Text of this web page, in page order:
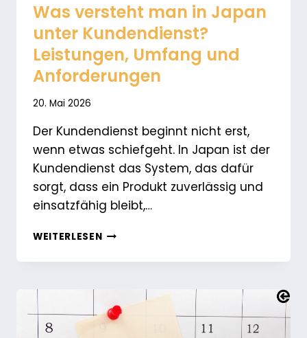
Was versteht man in Japan
unter Kundendienst?
Leistungen, Umfang und
Anforderungen
20. Mai 2026
Der Kundendienst beginnt nicht erst,
wenn etwas schiefgeht. In Japan ist der
Kundendienst das System, das dafür
sorgt, dass ein Produkt zuverlässig und
einsatzfähig bleibt,…
WEITERLESENWAS
MAN
UNTER
KUNDENDIENST?